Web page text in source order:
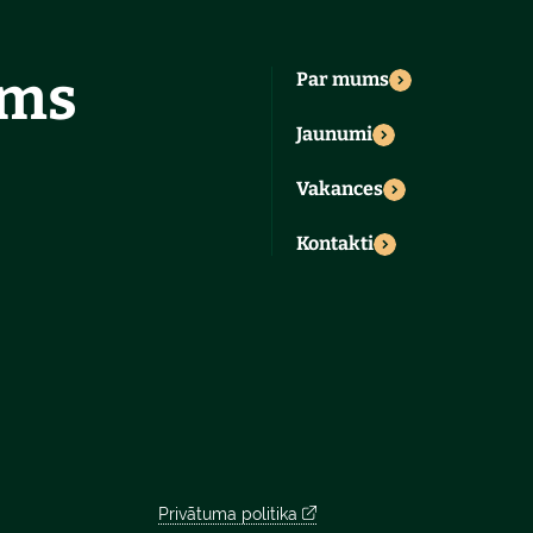
Par mums
Jaunumi
Vakances
Kontakti
Privātuma politika